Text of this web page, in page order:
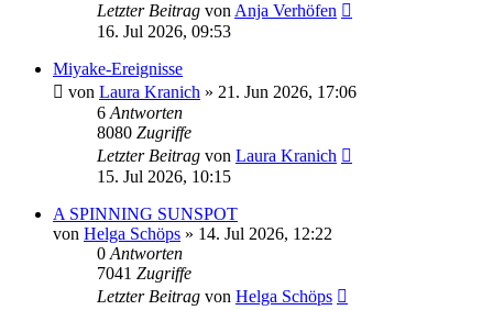
Letzter Beitrag von Anja Verhöfen
16. Jul 2026, 09:53
Miyake-Ereignisse
von Laura Kranich » 21. Jun 2026, 17:06
6 Antworten
8080 Zugriffe
Letzter Beitrag von Laura Kranich
15. Jul 2026, 10:15
A SPINNING SUNSPOT
von Helga Schöps » 14. Jul 2026, 12:22
0 Antworten
7041 Zugriffe
Letzter Beitrag von Helga Schöps